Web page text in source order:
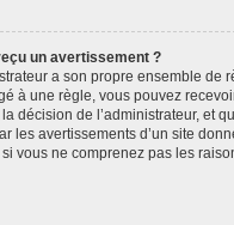
un avertissement ?
a son propre ensemble de
à une règle, vous pouvez
la décision de l’administrateur, et
les avertissements d’un site
si vous ne comprenez pas les